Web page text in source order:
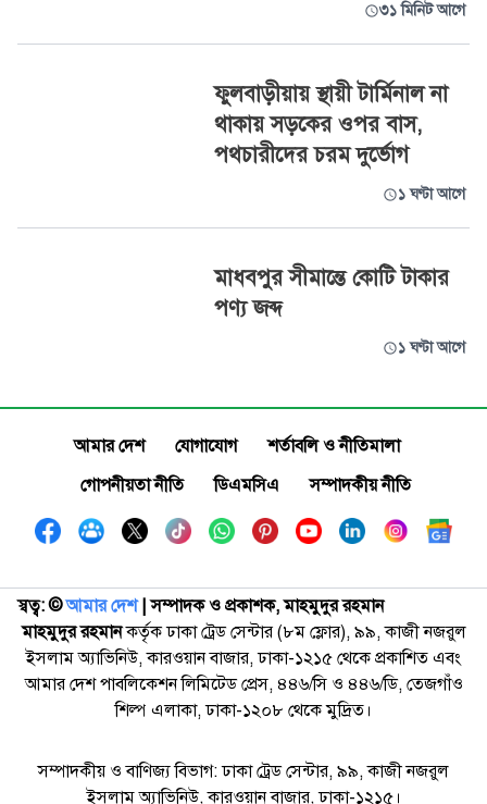
৩১ মিনিট আগে
ফুলবাড়ীয়ায় স্থায়ী টার্মিনাল না
থাকায় সড়কের ওপর বাস,
পথচারীদের চরম দুর্ভোগ
১ ঘণ্টা আগে
মাধবপুর সীমান্তে কোটি টাকার
পণ্য জব্দ
১ ঘণ্টা আগে
আমার দেশ যোগাযোগ
শর্তাবলি ও নীতিমালা
গোপনীয়তা নীতি
ডিএমসিএ সম্পাদকীয় নীতি
স্বত্ব: ©️আমার দেশ| সম্পাদক ও প্রকাশক, মাহমুদুর রহমান
মাহমুদুর রহমানকর্তৃক ঢাকা ট্রেড সেন্টার (৮ম ফ্লোর), ৯৯, কাজী নজরুল
ইসলাম অ্যাভিনিউ, কারওয়ান বাজার, ঢাকা-১২১৫ থেকে প্রকাশিত এবং
আমার দেশ পাবলিকেশন লিমিটেড প্রেস, ৪৪৬/সি ও ৪৪৬/ডি, তেজগাঁও
শিল্প এলাকা, ঢাকা-১২০৮ থেকে মুদ্রিত।
সম্পাদকীয় ও বাণিজ্য বিভাগ: ঢাকা ট্রেড সেন্টার, ৯৯, কাজী নজরুল
ইসলাম অ্যাভিনিউ, কারওয়ান বাজার, ঢাকা-১২১৫।